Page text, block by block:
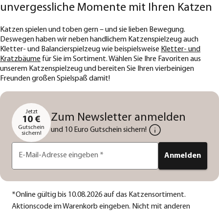
unvergessliche Momente mit Ihren Katzen
Katzen spielen und toben gern – und sie lieben Bewegung.
Deswegen haben wir neben handlichem Katzenspielzeug auch
Kletter- und Balancierspielzeug wie beispielsweise Kletter- und
Kratzbäume für Sie im Sortiment. Wählen Sie Ihre Favoriten aus
unserem Katzenspielzeug und bereiten Sie Ihren vierbeinigen
Freunden großen Spielspaß damit!
Jetzt
10 €
Gutschein
sichern!
Zum Newsletter anmelden
und 10 Euro Gutschein sichern!
E-Mail-Adresse eingeben * Anmelden
*Online gültig bis 10.08.2026 auf das Katzensortiment.
Aktionscode im Warenkorb eingeben. Nicht mit anderen